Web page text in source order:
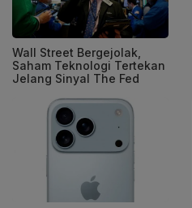
Wall Street Bergejolak,
Saham Teknologi Tertekan
Jelang Sinyal The Fed